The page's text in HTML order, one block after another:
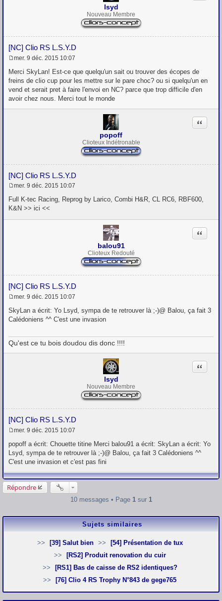
lsyd
Nouveau Membre
[NC] Clio RS L.S.Y.D
e
s
s
a
g
mer. 9 déc. 2015 10:07
Merci SkyLan! Est-ce que quelqu'un sait ou trouver des écopes de
freins de clio cup pour les mettre sur le pare choc? ou si quelqu'un en
vend et serait pret à faire l'envoi en NC? parce que trop difficile d'en
avoir chez nous. Merci tout le monde
popoff
Clioteux Indétronable
[NC] Clio RS L.S.Y.D
Citation
e
s
s
a
mer. 9 déc. 2015 10:07
Full K-tec Racing, Reprog by Larico, Combi H&R, CL RC6, RBF600,
K&N >> ici <<
balou91
Clioteux Redouté
[NC] Clio RS L.S.Y.D
Citation
e
s
s
g
e
mer. 9 déc. 2015 10:07
SkyLan a écrit: Yo Lsyd, sympa de te retrouver là ;-)@ Balou, ça fait 3
Calédoniens ^^ C'est une invasion
Qu'est ce tu bois doudou dis donc !!!!
lsyd
Nouveau Membre
[NC] Clio RS L.S.Y.D
Citation
e
s
s
a
g
e
mer. 9 déc. 2015 10:07
popoff a écrit: Chouette titine Merci balou91 a écrit: SkyLan a écrit: Yo
Lsyd, sympa de te retrouver là ;-)@ Balou, ça fait 3 Calédoniens ^^
C'est une invasion et c'est pas fini
Répondre
10 messages • Page 1sur 1
Sujets similaires
[39] Salut bien
[54] Présentation de tux
[RS2] Produit renovation du cuir
[RS1] Bas de caisse de RS2 identiques?
[76] Clio 4 RS Trophy N°843 de gege765